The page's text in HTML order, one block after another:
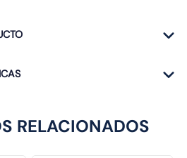
RELACIONADOS